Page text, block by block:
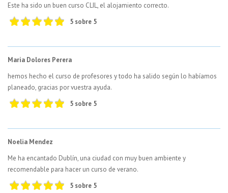
Este ha sido un buen curso CLIL, el alojamiento correcto.
5 sobre 5
Maria Dolores Perera
hemos hecho el curso de profesores y todo ha salido según lo habíamos
planeado, gracias por vuestra ayuda.
5 sobre 5
Noelia Mendez
Me ha encantado Dublín, una ciudad con muy buen ambiente y
recomendable para hacer un curso de verano.
5 sobre 5